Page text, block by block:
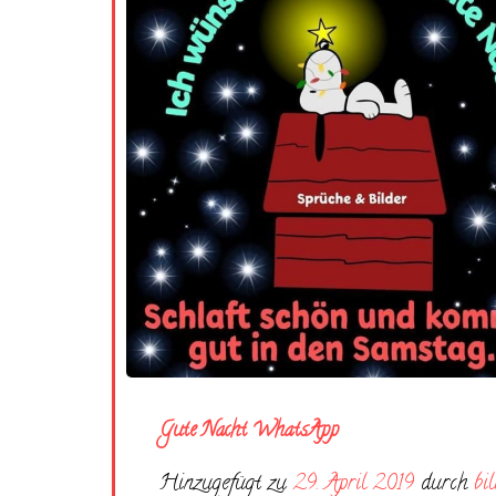
Gute Nacht WhatsApp
Hinzugefügt zu29. April 2019 durch